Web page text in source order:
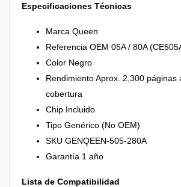
Especificaciones Técnicas
Marca Queen
Referencia OEM 05A / 80A
Color Negro
Rendimiento Aprox. 2,300 páginas
cobertura
Chip Incluido
Tipo Genérico (No OEM)
SKU GENQEEN-505-280A
Garantía 1 año
Lista de Compatibilidad